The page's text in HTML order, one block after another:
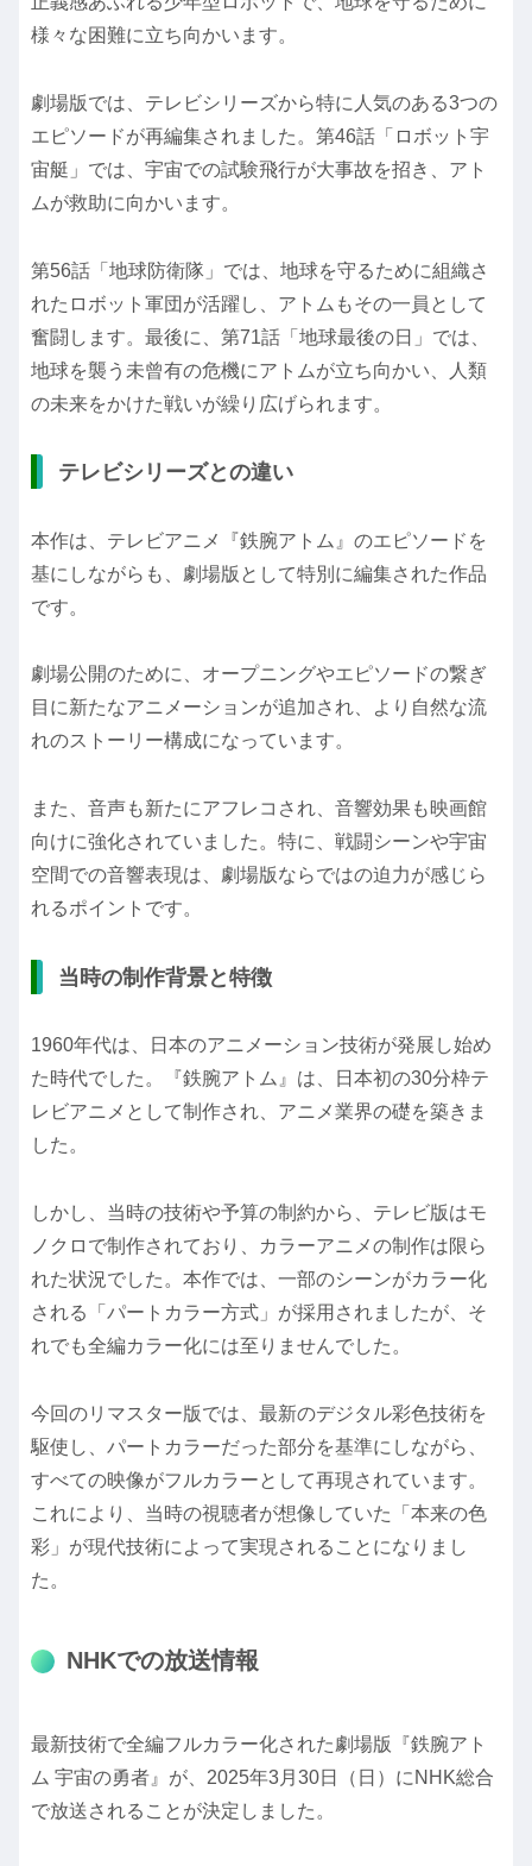
様々な困難に立ち向かいます。
劇場版では、テレビシリーズから特に人気のある3つの
エピソードが再編集されました。第46話「ロボット宇
宙艇」では、宇宙での試験飛行が大事故を招き、アト
ムが救助に向かいます。
第56話「地球防衛隊」では、地球を守るために組織さ
れたロボット軍団が活躍し、アトムもその一員として
奮闘します。最後に、第71話「地球最後の日」では、
地球を襲う未曾有の危機にアトムが立ち向かい、人類
の未来をかけた戦いが繰り広げられます。
テレビシリーズとの違い
本作は、テレビアニメ『鉄腕アトム』のエピソードを
基にしながらも、劇場版として特別に編集された作品
です。
劇場公開のために、オープニングやエピソードの繋ぎ
目に新たなアニメーションが追加され、より自然な流
れのストーリー構成になっています。
また、音声も新たにアフレコされ、音響効果も映画館
向けに強化されていました。特に、戦闘シーンや宇宙
空間での音響表現は、劇場版ならではの迫力が感じら
れるポイントです。
当時の制作背景と特徴
1960年代は、日本のアニメーション技術が発展し始め
た時代でした。『鉄腕アトム』は、日本初の30分枠テ
レビアニメとして制作され、アニメ業界の礎を築きま
した。
しかし、当時の技術や予算の制約から、テレビ版はモ
ノクロで制作されており、カラーアニメの制作は限ら
れた状況でした。本作では、一部のシーンがカラー化
される「パートカラー方式」が採用されましたが、そ
れでも全編カラー化には至りませんでした。
今回のリマスター版では、最新のデジタル彩色技術を
駆使し、パートカラーだった部分を基準にしながら、
すべての映像がフルカラーとして再現されています。
これにより、当時の視聴者が想像していた「本来の色
彩」が現代技術によって実現されることになりまし
た。
NHKでの放送情報
最新技術で全編フルカラー化された劇場版『鉄腕アト
ム 宇宙の勇者』が、2025年3月30日（日）にNHK総合
で放送されることが決定しました。